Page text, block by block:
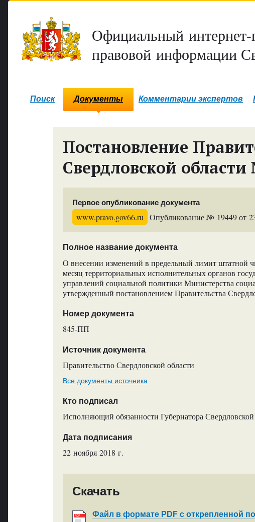
Официальный интернет-
правовой информации
Поиск Документы Комментарии экспертов
Постановление
Свердловской
Первое опубликование документа
www.pravo.gov66.ru Опубликование № 19449 от
Полное название документа
О внесении изменений в предельный лимит штатной
месяц территориальных исполнительных органов
управлений социальной политики Министерства
утвержденный постановлением Правительства
Номер документа
845-ПП
Источник документа
Правительство Свердловской области
Все документы источника
Кто подписал
Исполняющий обязанности Губернатора
Дата подписания
22 ноября 2018 г.
Скачать
Файл в формате PDF с открепленной